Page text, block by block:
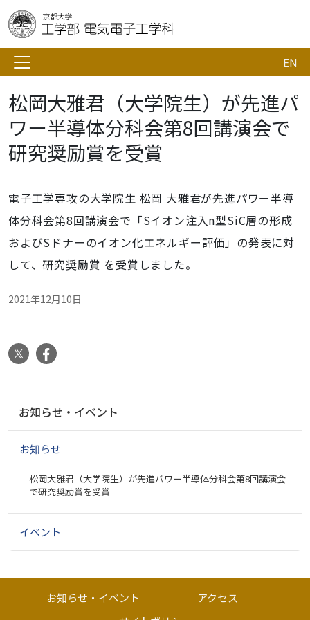
EN
松岡大雅君（大学院生）が先進パ
ワー半導体分科会第8回講演会で
研究奨励賞を受賞
電子工学専攻の大学院生 松岡 大雅君が先進パワー半導
体分科会第8回講演会で「Sイオン注入n型SiC層の形成
およびSドナーのイオン化エネルギー評価」の発表に対
して、研究奨励賞 を受賞しました。
2021年12月10日
X
ゲ
お知らせ・イベント
お知らせ
松岡大雅君（大学院生）が先進パワー半導体分科会第8回講演会
で研究奨励賞を受賞
イベント
お知らせ・イベント
アクセス